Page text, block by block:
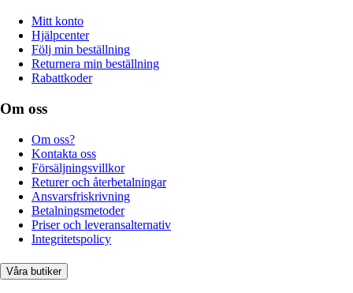
Mitt konto
Hjälpcenter
Följ min beställning
Returnera min beställning
Rabattkoder
Om oss
Om oss?
Kontakta oss
Försäljningsvillkor
Returer och återbetalningar
Ansvarsfriskrivning
Betalningsmetoder
Priser och leveransalternativ
Integritetspolicy
Våra butiker